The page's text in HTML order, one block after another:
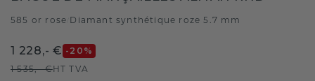
585 or rose Diamant synthétique roze 5.7 mm
1 228,- € -20 %
1 535,- €HT TVA